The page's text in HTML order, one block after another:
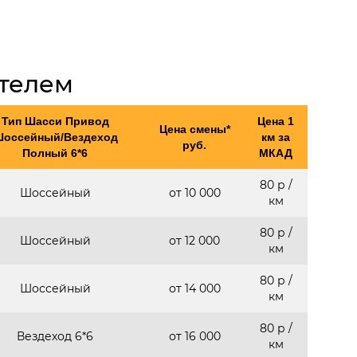
Тип Шасси Привод
Вездеход
Полный 6*6
Цена смены*
руб.
Цена 1
км за
МКАД
Шоссейный от 10 000
80 р /
км
Шоссейный от 12 000
80 р /
км
Шоссейный от 14 000
80 р /
км
Вездеход 6*6 от 16 000
80 р /
км